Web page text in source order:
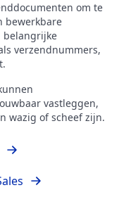
om te
bewerkbare
belangrijke
verzendnummers,
vastleggen,
wazig of scheef zijn.